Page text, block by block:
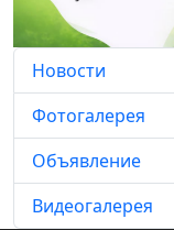
Новости
Фотогалерея
Объявление
Видеогалерея